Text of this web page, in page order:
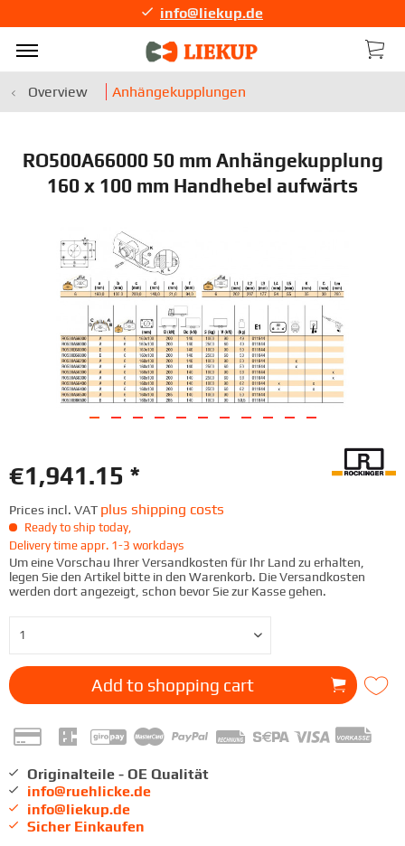
info@liekup.de
Overview Anhängekupplungen
RO500A66000 50 mm Anhängekupplung
160 x 100 mm Handhebel aufwärts
€1,941.15 *
Prices incl. VAT plus shipping costs
Ready to ship today,
Delivery time appr. 1-3 workdays
Um eine Vorschau Ihrer Versandkosten für Ihr Land zu erhalten,
legen Sie den Artikel bitte in den Warenkorb. Die Versandkosten
werden dort angezeigt, schon bevor Sie zur Kasse gehen.
Add to shopping cart
Originalteile - OE Qualität
info@ruehlicke.de
info@liekup.de
Sicher Einkaufen